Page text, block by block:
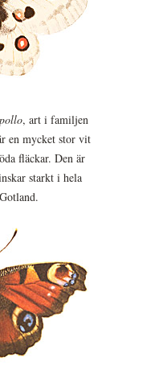
, art i familjen
en mycket stor vit
fläckar. Den är
starkt i hela